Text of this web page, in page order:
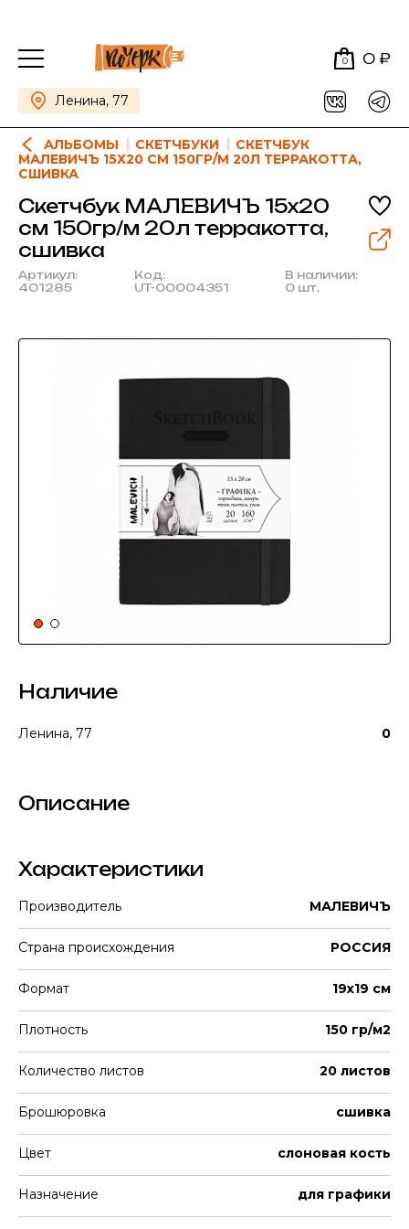
0 0 ₽
Ленина, 77
АЛЬБОМЫ СКЕТЧБУКИ
СКЕТЧБУК
МАЛЕВИЧЪ 15Х20 СМ 150ГР/М 20Л ТЕРРАКОТТА,
СШИВКА
Скетчбук МАЛЕВИЧЪ 15х20
см 150гр/м 20л терракотта,
сшивка
Артикул:
401285
Код:
UT-00004351
В наличии:
0 шт.
Наличие
Ленина, 77 0
Описание
Характеристики
Производитель МАЛЕВИЧЪ
Страна происхождения РОССИЯ
Формат 19x19 см
Плотность 150 гр/м2
Количество листов 20 листов
Брошюровка сшивка
Цвет слоновая кость
Назначение для графики